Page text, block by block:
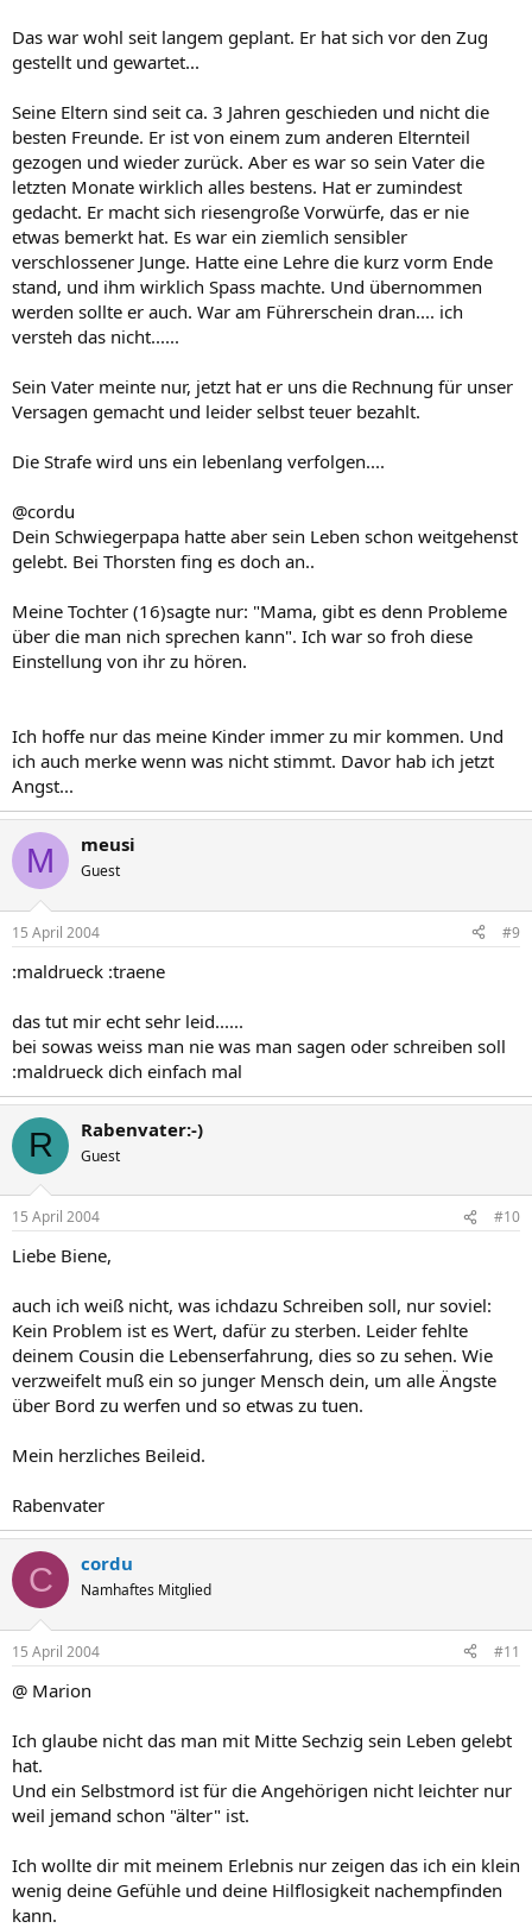
Das war wohl seit langem geplant. Er hat sich vor den Zug
gestellt und gewartet...
Seine Eltern sind seit ca. 3 Jahren geschieden und nicht die
besten Freunde. Er ist von einem zum anderen Elternteil
gezogen und wieder zurück. Aber es war so sein Vater die
letzten Monate wirklich alles bestens. Hat er zumindest
gedacht. Er macht sich riesengroße Vorwürfe, das er nie
etwas bemerkt hat. Es war ein ziemlich sensibler
verschlossener Junge. Hatte eine Lehre die kurz vorm Ende
stand, und ihm wirklich Spass machte. Und übernommen
werden sollte er auch. War am Führerschein dran.... ich
versteh das nicht......
Sein Vater meinte nur, jetzt hat er uns die Rechnung für unser
Versagen gemacht und leider selbst teuer bezahlt.
Die Strafe wird uns ein lebenlang verfolgen....
@cordu
Dein Schwiegerpapa hatte aber sein Leben schon weitgehenst
gelebt. Bei Thorsten fing es doch an..
Meine Tochter (16)sagte nur: "Mama, gibt es denn Probleme
über die man nich sprechen kann". Ich war so froh diese
Einstellung von ihr zu hören.
Ich hoffe nur das meine Kinder immer zu mir kommen. Und
ich auch merke wenn was nicht stimmt. Davor hab ich jetzt
Angst...
M meusi
Guest
15 April 2004 #9
:maldrueck :traene
das tut mir echt sehr leid......
bei sowas weiss man nie was man sagen oder schreiben soll
:maldrueck dich einfach mal
R Rabenvater:-)
Guest
15 April 2004 #10
Liebe Biene,
auch ich weiß nicht, was ichdazu Schreiben soll, nur soviel:
Kein Problem ist es Wert, dafür zu sterben. Leider fehlte
deinem Cousin die Lebenserfahrung, dies so zu sehen. Wie
verzweifelt muß ein so junger Mensch dein, um alle Ängste
über Bord zu werfen und so etwas zu tuen.
Mein herzliches Beileid.
Rabenvater
C cordu
Namhaftes Mitglied
15 April 2004 #11
@ Marion
Ich glaube nicht das man mit Mitte Sechzig sein Leben gelebt
hat.
Und ein Selbstmord ist für die Angehörigen nicht leichter nur
weil jemand schon "älter" ist.
Ich wollte dir mit meinem Erlebnis nur zeigen das ich ein klein
wenig deine Gefühle und deine Hilflosigkeit nachempfinden
kann.